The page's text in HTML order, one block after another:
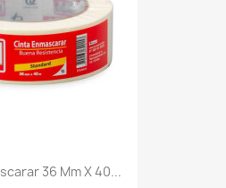
36 Mm X 40...